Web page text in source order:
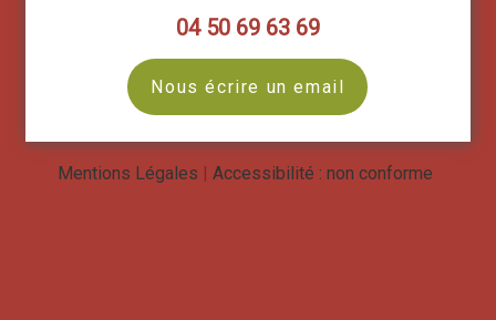
04 50 69 63 69
Nous écrire un email
Mentions Légales Accessibilité : non conforme